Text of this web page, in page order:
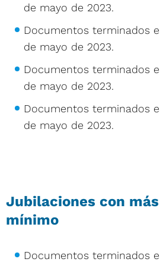
de mayo de 2023.
Documentos terminados
de mayo de 2023.
Documentos terminados
de mayo de 2023.
Documentos terminados
de mayo de 2023.
Jubilaciones con
mínimo
Documentos terminados